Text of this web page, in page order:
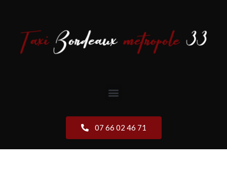
07 66 02 46 71